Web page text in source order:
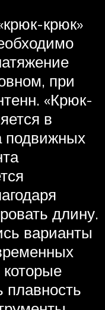
крюк»
при
«Крюк-
в
подвижных
длину.
варианты
плавность